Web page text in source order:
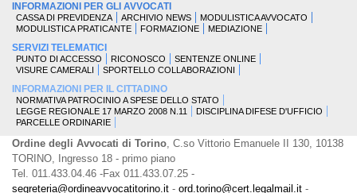
INFORMAZIONI PER GLI AVVOCATI
CASSA DI PREVIDENZA ARCHIVIO NEWS
MODULISTICA AVVOCATO
MODULISTICA PRATICANTE
FORMAZIONE MEDIAZIONE
SERVIZI TELEMATICI
PUNTO DI ACCESSO RICONOSCO
SENTENZE ONLINE
VISURE CAMERALI
SPORTELLO COLLABORAZIONI
INFORMAZIONI PER IL CITTADINO
NORMATIVA PATROCINIO A SPESE DELLO STATO
LEGGE REGIONALE 17 MARZO 2008 N.11
DISCIPLINA DIFESE D'UFFICIO
PARCELLE ORDINARIE
Ordine degli Avvocati di Torino, C.so Vittorio Emanuele II 130, 10138
TORINO, Ingresso 18 - primo piano
Tel. 011.433.04.46 -Fax 011.433.07.25 -
segreteria@ordineavvocatitorino.it - ord.torino@cert.legalmail.it -